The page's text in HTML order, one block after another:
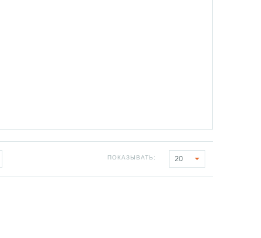
ПОКАЗЫВАТЬ: 20